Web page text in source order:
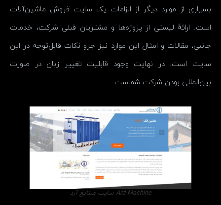
بسیاری از موارد دیگر از الزامات یک سایت فروش ماشین‌آلات
است. ارائهٔ لیستی از پروژه‌ها و مشتریان قبلی شرکت، خدمات
جانبی، مقالات و امثال این موارد نیز جزو نکات قابل‌توجه در این
سایت است. در نهایت وجود قابلیت تغییر زبان در صورت
بین‌المللی بودن شرکت شماست.
Ard Machine سایت صنایع آرد